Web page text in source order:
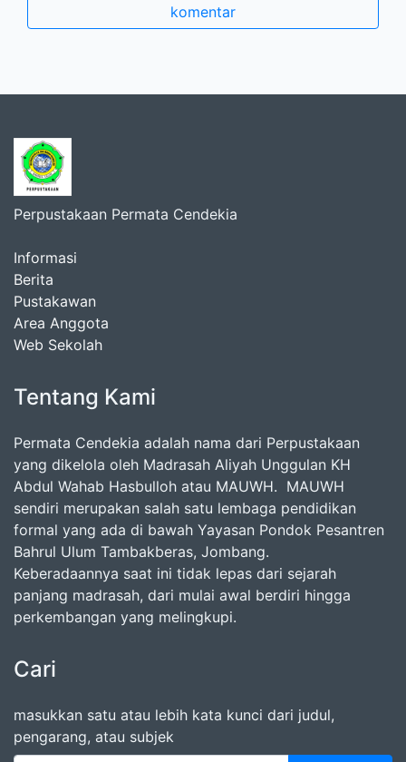
komentar
Perpustakaan Permata Cendekia
Informasi
Berita
Pustakawan
Area Anggota
Web Sekolah
Tentang Kami
Permata Cendekia adalah nama dari Perpustakaan
yang dikelola oleh Madrasah Aliyah Unggulan KH
Abdul Wahab Hasbulloh atau MAUWH. MAUWH
sendiri merupakan salah satu lembaga pendidikan
formal yang ada di bawah Yayasan Pondok Pesantren
Bahrul Ulum Tambakberas, Jombang.
Keberadaannya saat ini tidak lepas dari sejarah
panjang madrasah, dari mulai awal berdiri hingga
perkembangan yang melingkupi.
Cari
masukkan satu atau lebih kata kunci dari judul,
pengarang, atau subjek